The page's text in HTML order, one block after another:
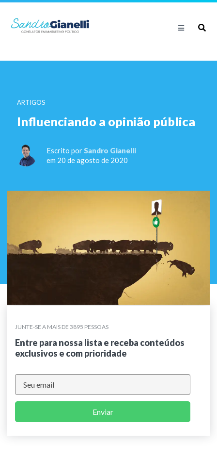
ARTIGOS
Influenciando a opinião pública
Escrito porSandro Gianelli
em 20 de agosto de 2020
JUNTE-SE A MAIS DE 3895 PESSOAS
Entre para nossa lista e receba conteúdos
exclusivos e com prioridade
Enviar